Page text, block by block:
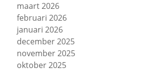
maart 2026
februari 2026
januari 2026
december 2025
november 2025
oktober 2025